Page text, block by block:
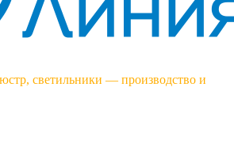
светильники — производство и